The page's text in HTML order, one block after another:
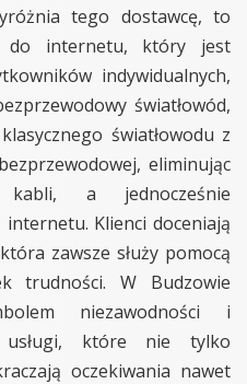
tego dostawcę, to
do internetu, który jest
indywidualnych,
światłowód,
światłowodu z
eliminując
kabli, a jednocześnie
Klienci doceniają
zawsze służy pomocą
trudności. W Budzowie
niezawodności i
usługi, które nie tylko
oczekiwania nawet